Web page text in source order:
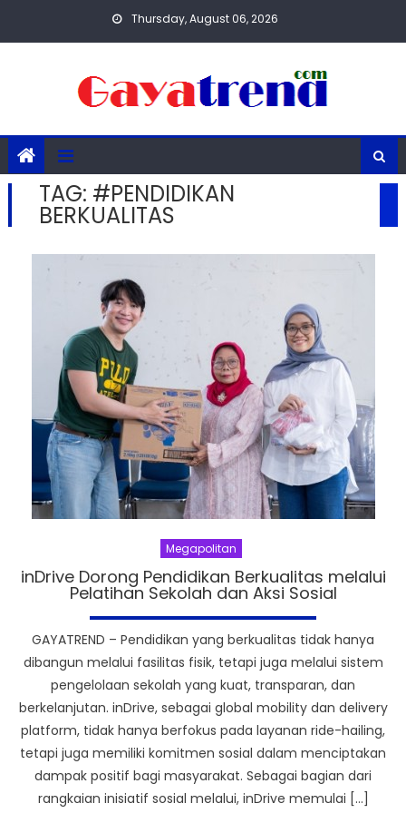
Thursday, August 06, 2026
TAG: #PENDIDIKAN
BERKUALITAS
Megapolitan
inDrive Dorong Pendidikan Berkualitas melalui
Pelatihan Sekolah dan Aksi Sosial
GAYATREND – Pendidikan yang berkualitas tidak hanya
dibangun melalui fasilitas fisik, tetapi juga melalui sistem
pengelolaan sekolah yang kuat, transparan, dan
berkelanjutan. inDrive, sebagai global mobility dan delivery
platform, tidak hanya berfokus pada layanan ride-hailing,
tetapi juga memiliki komitmen sosial dalam menciptakan
dampak positif bagi masyarakat. Sebagai bagian dari
rangkaian inisiatif sosial melalui, inDrive memulai […]